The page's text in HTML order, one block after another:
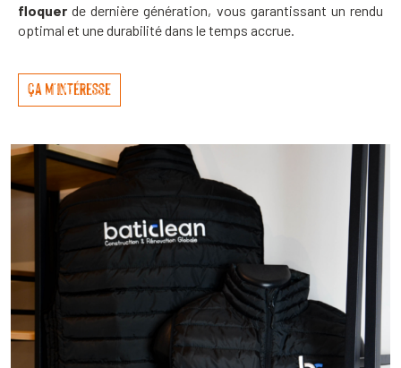
floquer de dernière génération, vous garantissant un rendu
optimal et une durabilité dans le temps accrue.
ça m'intéresse